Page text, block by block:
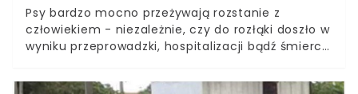
Psy bardzo mocno przeżywają rozstanie z
człowiekiem - niezależnie, czy do rozłąki doszło w
wyniku przeprowadzki, hospitalizacji bądź śmierci
boryka się też w przypadku oddania go do